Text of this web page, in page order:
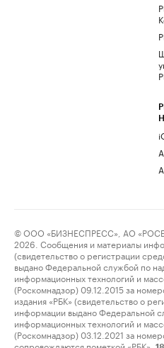
© ООО «БИЗНЕСПРЕСС», АО
2026. Сообщения и материалы
(свидетельство о регистрации
выдано Федеральной службой по
информационных технологий и
(Роскомнадзор) 09.12.2015 за
издания «РБК» (свидетельство о
информации выдано Федеральной
информационных технологий и
(Роскомнадзор) 03.12.2021 за